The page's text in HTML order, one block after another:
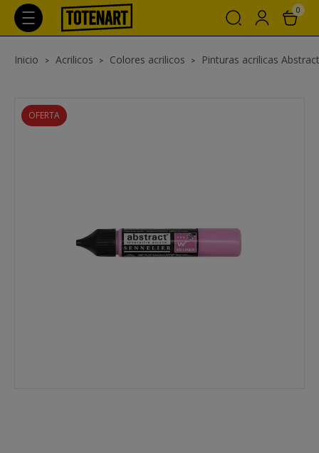
0
Inicio Acrilicos Colores acrilicos Pinturas acrilicas
OFERTA